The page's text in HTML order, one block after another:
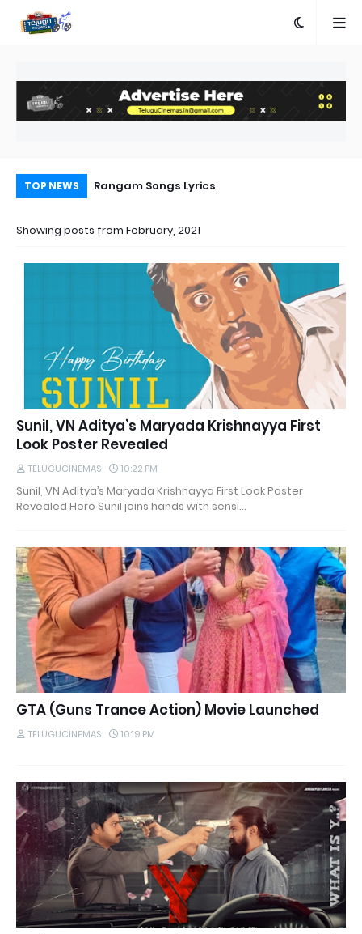
TOP NEWS Rangam Songs Lyrics
Showing posts from February, 2021
Sunil, VN Aditya’s Maryada Krishnayya First
Look Poster Revealed
TELUGUCINEMAS 10:22 PM
Sunil, VN Aditya’s Maryada Krishnayya First Look Poster
Revealed Hero Sunil joins hands with sensi…
GTA (Guns Trance Action) Movie Launched
TELUGUCINEMAS 10:19 PM